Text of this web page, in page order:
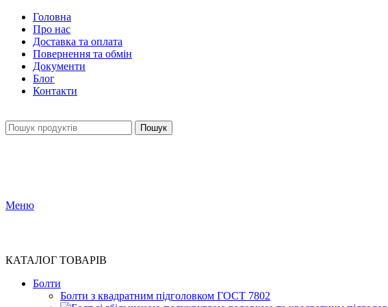
Головна
Про нас
Доставка та оплата
Повернення та обмін
Документи
Блог
Контакти
Пошук
Меню
КАТАЛОГ ТОВАРІВ
Болти
Болти з квадратним підголовком ГОСТ 7802